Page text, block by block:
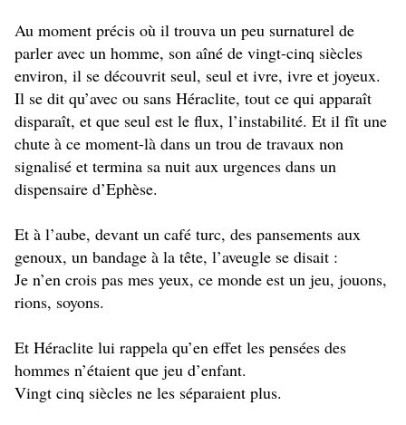
Au moment précis où il trouva un peu surnaturel de
parler avec un homme, son aîné de vingt-cinq siècles
environ, il se découvrit seul, seul et ivre, ivre et joyeux.
Il se dit qu’avec ou sans Héraclite, tout ce qui apparaît
disparaît, et que seul est le flux, l’instabilité. Et il fît une
chute à ce moment-là dans un trou de travaux non
signalisé et termina sa nuit aux urgences dans un
dispensaire d’Ephèse.
Et à l’aube, devant un café turc, des pansements aux
genoux, un bandage à la tête, l’aveugle se disait :
Je n’en crois pas mes yeux, ce monde est un jeu, jouons,
rions, soyons.
Et Héraclite lui rappela qu’en effet les pensées des
hommes n’étaient que jeu d’enfant.
Vingt cinq siècles ne les séparaient plus.